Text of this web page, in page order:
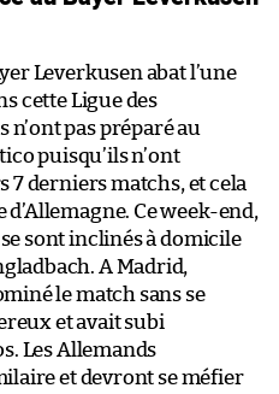
Leverkusen abat l’une
cette Ligue des
n’ont pas préparé au
puisqu’ils n’ont
7 derniers matchs, et cela
Ce week-end,
sont inclinés à domicile
A Madrid,
le match sans se
et avait subi
Les Allemands
et devront se méfier